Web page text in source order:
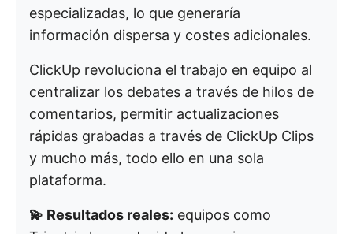
especializadas, lo que generaría
información dispersa y costes adicionales.
ClickUp revoluciona el trabajo en equipo al
centralizar los debates a través de hilos de
comentarios, permitir actualizaciones
rápidas grabadas a través de ClickUp Clips
y mucho más, todo ello en una sola
plataforma.
💫 Resultados reales: equipos como